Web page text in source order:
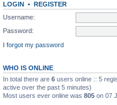
LOGIN • REGISTER
Username:
Password:
I forgot my password
WHO IS ONLINE
In total there are 6 users online :: 5
active over the past 5 minutes)
Most users ever online was 805 on 07